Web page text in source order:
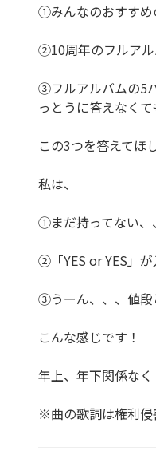
①みんなのおすすめ
②10周年のフルアル
③フルアルバムの5
っとうに答えなく
この3つを答えてほ
私は、
①まだ持ってない、
②「YES or YES」
③うーん、、、値段
こんな感じです！
年上、年下関係なく
※曲の歌詞は権利侵